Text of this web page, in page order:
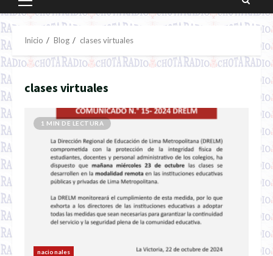
Menú
principal
Inicio Blog clases virtuales
clases virtuales
1 MIN DE LECTURA
nacionales